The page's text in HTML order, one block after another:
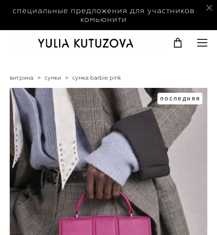
специальные предложения для участников
комьюнити
витрина > сумки > сумка barbie pink
последняя